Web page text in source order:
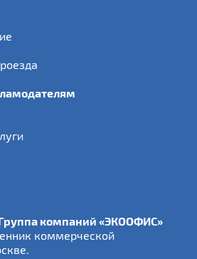
компаний «ЭКООФИС»
коммерческой